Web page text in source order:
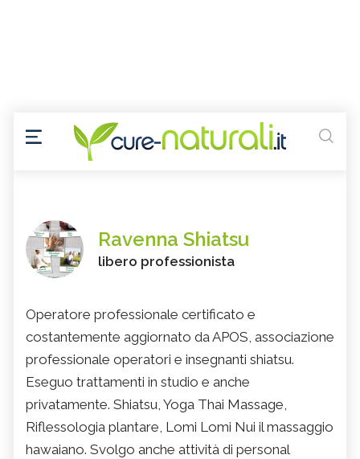
Ravenna Shiatsu
libero professionista
Operatore professionale certificato e
costantemente aggiornato da APOS, associazione
professionale operatori e insegnanti shiatsu.
Eseguo trattamenti in studio e anche
privatamente. Shiatsu, Yoga Thai Massage,
Riflessologia plantare, Lomi Lomi Nui il massaggio
hawaiano. Svolgo anche attività di personal